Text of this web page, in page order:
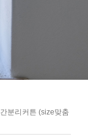
분리커튼 (size맞춤